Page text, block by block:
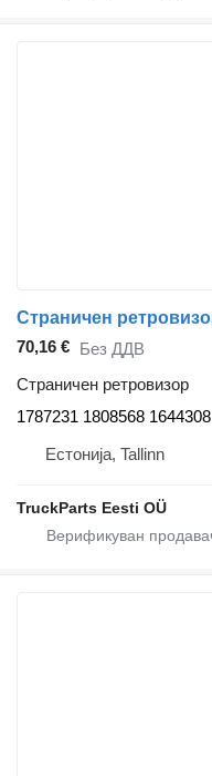
70,16 € Без ДДВ
Страничен ретровизор
1787231 1808568 1644308
Естонија, Tallinn
TruckParts Eesti OÜ